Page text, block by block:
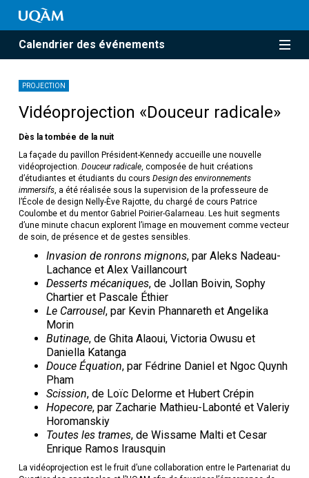
Calendrier des événements
PROJECTION
Vidéoprojection «Douceur radicale»
Dès la tombée de la nuit
La façade du pavillon Président-Kennedy accueille une nouvelle
vidéoprojection. Douceur radicale, composée de huit créations
d’étudiantes et étudiants du cours Design des environnements
immersifs, a été réalisée sous la supervision de la professeure de
l’École de design Nelly-Ève Rajotte, du chargé de cours Patrice
Coulombe et du mentor Gabriel Poirier-Galarneau. Les huit segments
d’une minute chacun explorent l’image en mouvement comme vecteur
de soin, de présence et de gestes sensibles.
Invasion de ronrons mignons, par Aleks Nadeau-
Lachance et Alex Vaillancourt
Desserts mécaniques, de Jollan Boivin, Sophy
Chartier et Pascale Éthier
Le Carrousel, par Kevin Phannareth et Angelika
Morin
Butinage, de Ghita Alaoui, Victoria Owusu et
Daniella Katanga
Douce Équation, par Fédrine Daniel et Ngoc Quynh
Pham
Scission, de Loïc Delorme et Hubert Crépin
Hopecore, par Zacharie Mathieu-Labonté et Valeriy
Horomanskiy
Toutes les trames, de Wissame Malti et Cesar
Enrique Ramos Irausquin
La vidéoprojection est le fruit d’une collaboration entre le Partenariat du